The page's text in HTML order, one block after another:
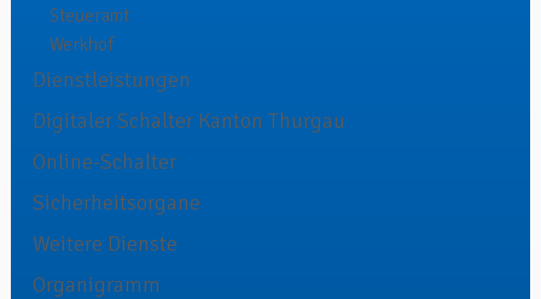
Steueramt
Werkhof
Dienstleistungen
Digitaler Schalter Kanton Thurgau
Online-Schalter
Sicherheitsorgane
Weitere Dienste
Organigramm